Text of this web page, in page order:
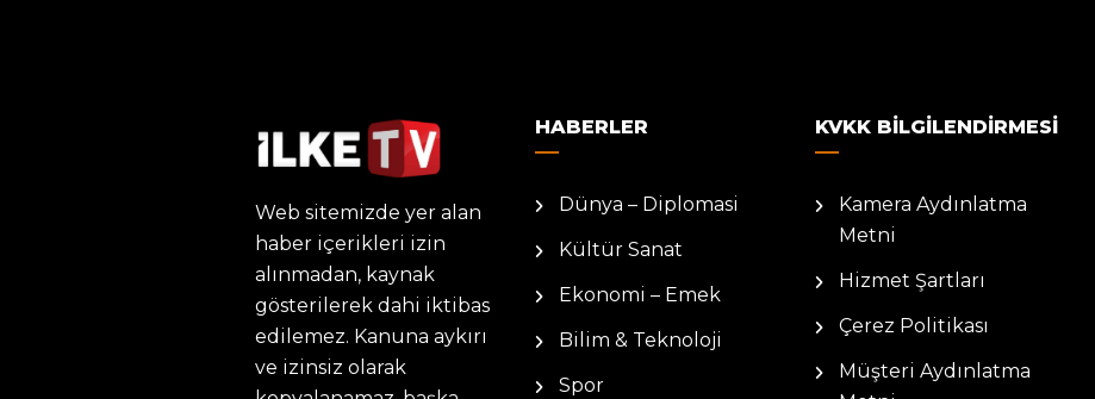
Web sitemizde yer alan
haber içerikleri izin
alınmadan, kaynak
gösterilerek dahi iktibas
edilemez. Kanuna aykırı
ve izinsiz olarak
HABERLER
Dünya – Diplomasi
Kültür Sanat
Ekonomi – Emek
Bilim & Teknoloji
Spor
KVKK BILGILENDIRMESI
Kamera Aydınlatma
Metni
Hizmet Şartları
Çerez Politikası
Müşteri Aydınlatma